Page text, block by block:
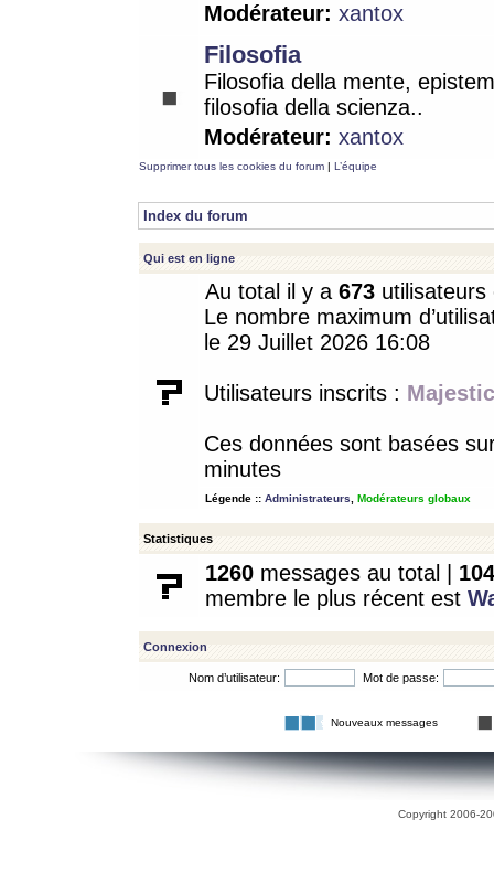
Modérateur: xantox
Filosofia
Filosofia della mente,
filosofia della scienza..
Modérateur: xantox
Supprimer tous les cookies du forum | L’équipe
Index du forum
Qui est en ligne
Au total il y a 673
Le nombre maximum
le 29 Juillet 2026 16:08
Utilisateurs inscrits :
Ces données sont basées
minutes
Légende :: Administrateurs Modérateurs globaux
Statistiques
1260 messages au total | 104
membre le plus récent est
Connexion
Nom d’utilisateur: Mot de passe:
Nouveaux messages
Copyright 2006-